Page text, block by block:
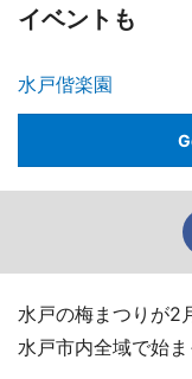
イベントも
水戸偕楽園
水戸の梅まつりが2
水戸市内全域で始ま